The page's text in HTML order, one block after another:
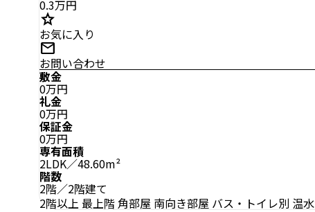
0.3万円
star
お気に入り
mail
お問い合わせ
敷金
0万円
礼金
0万円
保証金
0万円
専有面積
2LDK／48.60m²
階数
2階／2階建て
2階以上 最上階角部屋 南向き部屋 バス・トイレ別 温